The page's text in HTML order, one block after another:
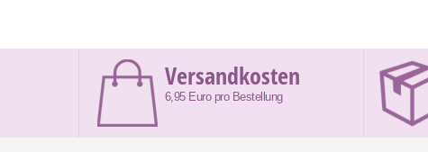
Versandkosten
6,95 Euro pro Bestellung